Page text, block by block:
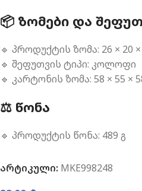
📦 ᲖᲝᲛᲔᲑᲘ ᲓᲐ
🔹 პროდუქტის ზომა: 26 × 20 ×
🔹 შეფუთვის ტიპი: კოლოფი
🔹 კარტონის ზომა: 58 × 55 ×
⚖️ ᲬᲝᲜᲐ
🔹 პროდუქტის წონა: 489 გ
არტიკული: MKE998248